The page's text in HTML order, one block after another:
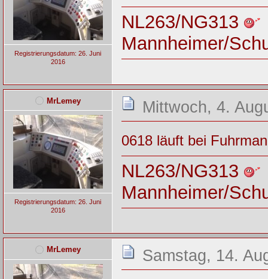
Registrierungsdatum: 26. Juni
2016
NL263/NG313
Mannheimer/
MrLemey
Registrierungsdatum: 26. Juni
2016
Mittwoch, 4.
0618 läuft bei
NL263/NG313
Mannheimer/
MrLemey Samstag, 14.